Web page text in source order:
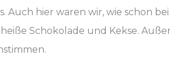
Auch hier waren wir, wie schon
Schokolade und Kekse.